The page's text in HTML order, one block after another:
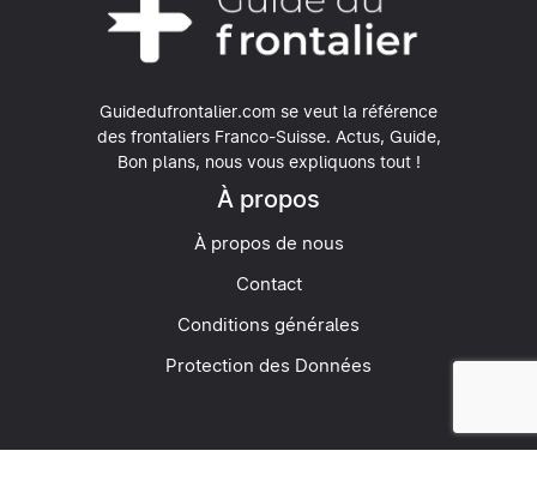
Guidedufrontalier.com se veut la référence
des frontaliers Franco-Suisse. Actus, Guide,
Bon plans, nous vous expliquons tout !
À propos
À propos de nous
Contact
Conditions générales
Protection des Données